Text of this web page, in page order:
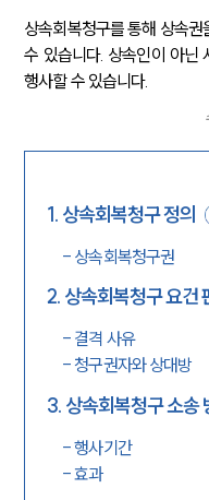
상속회복청구를 통해 상속
수 있습니다. 상속인이 아닌
행사할 수 있습니다.
1. 상속회복청구 정의
- 상속회복청구권
2. 상속회복청구 요건
- 결격 사유
-청구권자와 상대방
3. 상속회복청구 소송
-행사기간
-효과